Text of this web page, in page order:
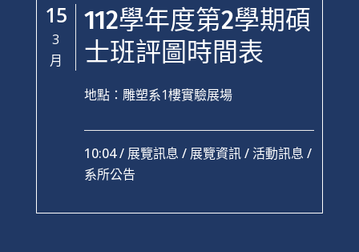
15
3
月
112學年度第2學期碩
士班評圖時間表
地點：雕塑系1樓實驗展場
10:04 / 展覽訊息 / 展覽資訊/ 活動訊息 /
系所公告